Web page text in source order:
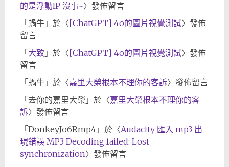
的是浮動IP 沒事~〉發佈留言
「 蝸牛」於〈[ChatGPT] 4o的圖片視覺測試〉發佈
留言
「 大致 」於〈[ChatGPT] 4o的圖片視覺測試〉發佈
留言
「 蝸牛」於〈嘉里大榮根本不理你的客訴〉發佈留言
「 去你的嘉里大榮 」於〈嘉里大榮根本不理你的客
訴〉發佈留言
「 DonkeyJo6Rmp4」於〈Audacity 匯入 mp3 出
現錯誤 MP3 Decoding failed: Lost
synchronization〉發佈留言